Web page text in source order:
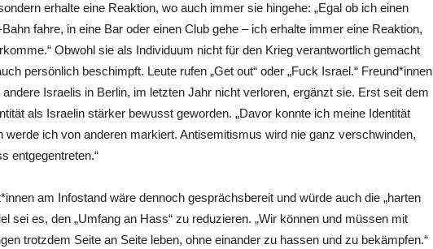
erhalte eine Reaktion, wo auch immer sie hingehe: „Egal ob ich einen
fahre, in eine Bar oder einen Club gehe – ich erhalte immer eine Reaktion,
Obwohl sie als Individuum nicht für den Krieg verantwortlich gemacht
persönlich beschimpft. Leute rufen „Get out“ oder „Fuck Israel.“ Freund*innen
Israelis in Berlin, im letzten Jahr nicht verloren, ergänzt sie. Erst seit dem
als Israelin stärker bewusst geworden. „Davor konnte ich meine Identität
werde ich von anderen markiert. Antisemitismus wird nie ganz verschwinden,
entgegentreten.“
am Infostand wäre dennoch gesprächsbereit und würde auch die „harten
sei es, den „Umfang an Hass“ zu reduzieren. „Wir können und müssen mit
trotzdem Seite an Seite leben, ohne einander zu hassen und zu bekämpfen.“